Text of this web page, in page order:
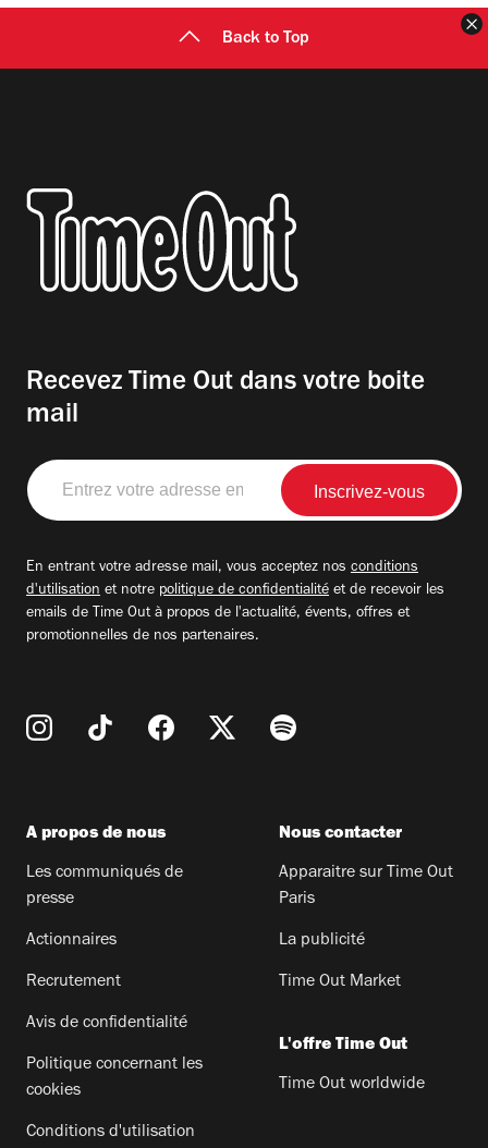
Back to Top
Recevez Time Out dans votre boite
mail
Entrez
votre
adresse
En entrant votre adresse mail, vous acceptez nos conditions
d'utilisation et notre politique de confidentialité et de recevoir les
emails de Time Out à propos de l'actualité, évents, offres et
promotionnelles de nos partenaires.
A propos de nous
Les communiqués de
presse
Actionnaires
Recrutement
Avis de confidentialité
Politique concernant les
cookies
Conditions d'utilisation
Nous contacter
Apparaitre sur Time Out
Paris
La publicité
Time Out Market
L'offre Time Out
Time Out worldwide